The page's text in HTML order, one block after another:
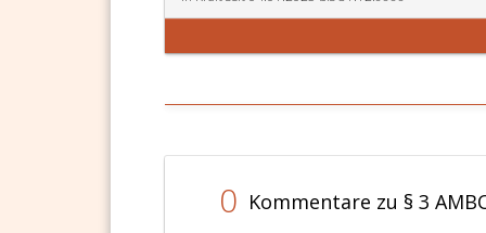
diese
0 Kommentare zu § 3